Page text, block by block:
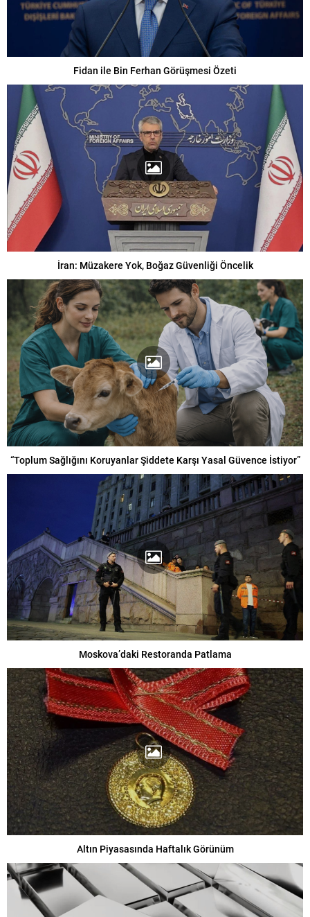
Fidan ile Bin Ferhan Görüşmesi Özeti
İran: Müzakere Yok, Boğaz Güvenliği Öncelik
“Toplum Sağlığını Koruyanlar Şiddete Karşı Yasal Güvence İstiyor”
Moskova’daki Restoranda Patlama
Altın Piyasasında Haftalık Görünüm